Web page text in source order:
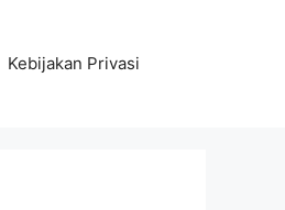
Kebijakan Privasi